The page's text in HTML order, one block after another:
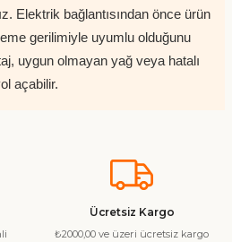
Elektrik bağlantısından önce ürün
gerilimiyle uyumlu olduğunu
uygun olmayan yağ veya hatalı
açabilir.
Ücretsiz Kargo
₺2000,00 ve üzeri ücretsiz kargo